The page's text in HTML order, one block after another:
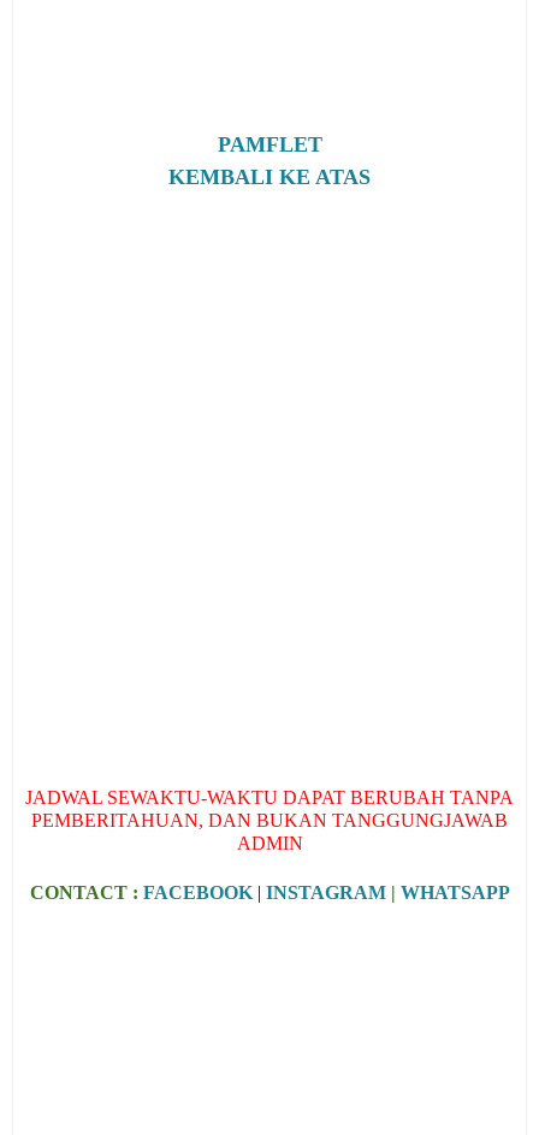
PAMFLET
KEMBALI KE ATAS
JADWAL SEWAKTU-WAKTU DAPAT BERUBAH TANPA
PEMBERITAHUAN, DAN BUKAN TANGGUNGJAWAB
ADMIN
CONTACT : FACEBOOK| INSTAGRAM| WHATSAPP